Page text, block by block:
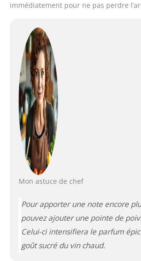
immédiatement pour ne pas perdre
Mon astuce de chef
Pour apporter une note encore
pouvez ajouter une pointe de
Celui-ci intensifiera le parfum
goût sucré du vin chaud.